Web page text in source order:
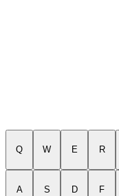
Q W E R
A S D F